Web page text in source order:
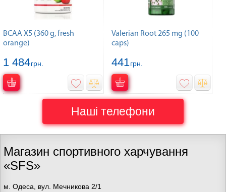
BCAA X5 (360 g, fresh
orange)
1 484грн.
Valerian Root 265 mg (100
caps)
441грн.
Наші телефони
Магазин спортивного харчування
«SFS»
м. Одеса, вул. Мечникова 2/1